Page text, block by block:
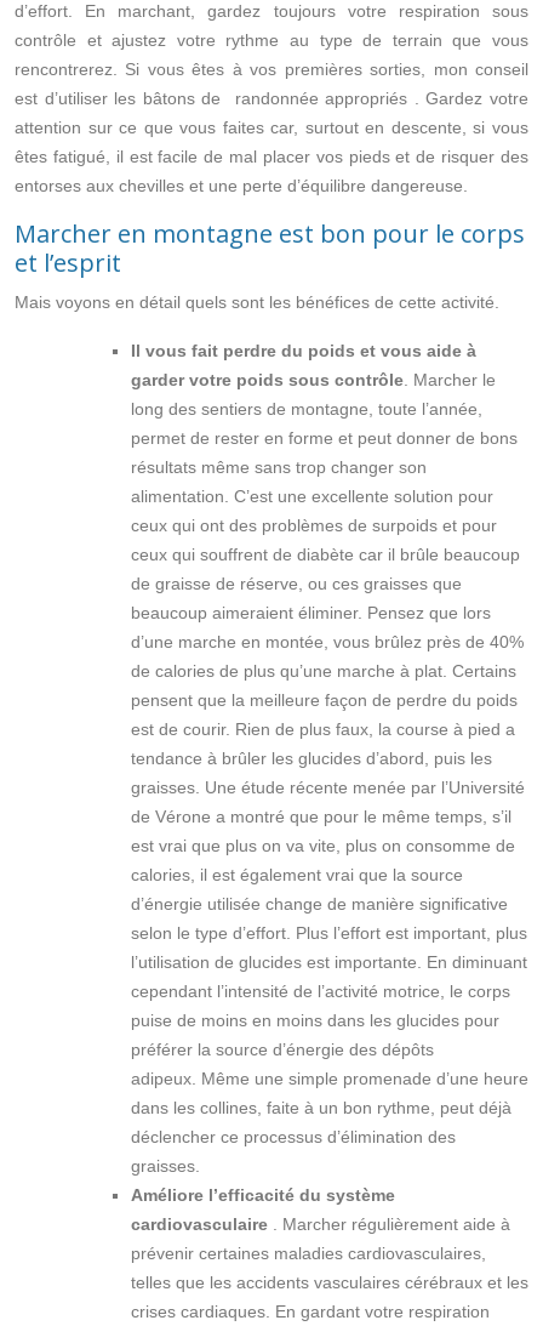
d’effort. En marchant, gardez toujours votre respiration sous
contrôle et ajustez votre rythme au type de terrain que vous
rencontrerez. Si vous êtes à vos premières sorties, mon conseil
est d’utiliser les bâtons de
randonnée appropriés . Gardez votre
attention sur ce que vous faites car, surtout en descente, si vous
êtes fatigué, il est facile de mal placer vos pieds et de risquer des
entorses aux chevilles et une perte d’équilibre dangereuse.
Marcher en montagne est bon pour le corps
et l’esprit
Mais voyons en détail quels sont les bénéfices de cette activité.
Il vous fait perdre du poids et vous aide à
garder votre poids sous contrôle . Marcher le
long des sentiers de montagne, toute l’année,
permet de rester en forme et peut donner de bons
résultats même sans trop changer son
alimentation. C’est une excellente solution pour
ceux qui ont des problèmes de surpoids et pour
ceux qui souffrent de diabète car il brûle beaucoup
de graisse de réserve, ou ces graisses que
beaucoup aimeraient éliminer. Pensez que lors
d’une marche en montée, vous brûlez près de 40%
de calories de plus qu’une marche à plat. Certains
pensent que la meilleure façon de perdre du poids
est de courir. Rien de plus faux, la course à pied a
tendance à brûler les glucides d’abord, puis les
graisses. Une étude récente menée par l’Université
de Vérone a montré que pour le même temps, s’il
est vrai que plus on va vite, plus on consomme de
calories, il est également vrai que la source
d’énergie utilisée change de manière significative
selon le type d’effort. Plus l’effort est important, plus
l’utilisation de glucides est importante. En diminuant
cependant l’intensité de l’activité motrice, le corps
puise de moins en moins dans les glucides pour
préférer la source d’énergie des dépôts
adipeux. Même une simple promenade d’une heure
dans les collines, faite à un bon rythme, peut déjà
déclencher ce processus d’élimination des
graisses.
Améliore l’efficacité du système
cardiovasculaire . Marcher régulièrement aide à
prévenir certaines maladies cardiovasculaires,
telles que les accidents vasculaires cérébraux et les
crises cardiaques. En gardant votre respiration